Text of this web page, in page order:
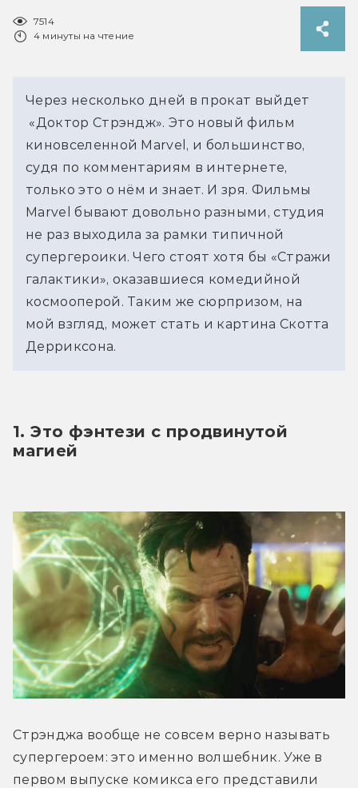
7514
4 минуты на чтение
Через несколько дней в прокат выйдет
«Доктор Стрэндж». Это новый фильм
киновселенной Marvel, и большинство,
судя по комментариям в интернете,
только это о нём и знает. И зря. Фильмы
Marvel бывают довольно разными, студия
не раз выходила за рамки типичной
супергероики. Чего стоят хотя бы «Стражи
галактики», оказавшиеся комедийной
космооперой. Таким же сюрпризом, на
мой взгляд, может стать и картина Скотта
Дерриксона.
1. Это фэнтези с продвинутой
магией
Стрэнджа вообще не совсем верно называть
супергероем: это именно волшебник. Уже в
первом выпуске комикса его представили